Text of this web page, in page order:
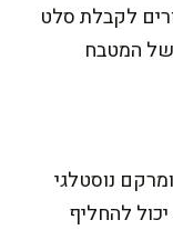
לקבלת סלט
המטבח
נוסטלגי
להחליף